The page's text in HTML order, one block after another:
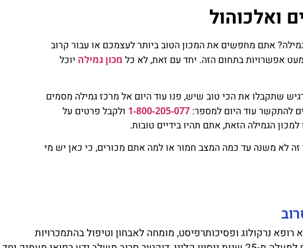
ואלכוהול
אתם מחפשים את המכון הטוב ביותר לעצמכם או עבור קרוב
אפשרויות בתחום הזה. יחד עם זאת, לא כל מכון גמילה יוכל
שתקבלו את הכי טוב שיש, פנו עוד היום אל מרכז גמילה מסמים
להתקשר עוד היום למספר: 1-800-205-077 ולקבל פרטים על
הגמילה הזאת, אתם תהיו בידיים טובות.
זה לא משנה עד כמה המצב חמור או למה אתם מכורים, כי כאן יש מי
רופא נרקולוג ופסיכותרפיסט, מומחה לאבחון וטיפול בהתמכרויות